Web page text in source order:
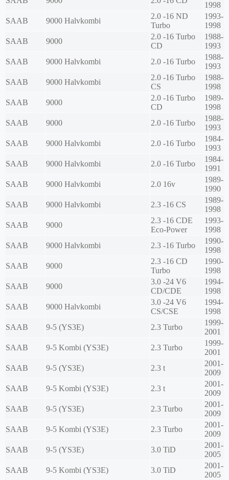
1998
SAAB
9000 Halvkombi
2.0 -16 ND
Turbo
1993-
1998
SAAB
9000
2.0 -16 Turbo
CD
1988-
1993
SAAB
9000 Halvkombi 2.0 -16 Turbo
1988-
1993
SAAB
9000 Halvkombi
2.0 -16 Turbo
CS
1988-
1998
SAAB
9000
2.0 -16 Turbo
CD
1989-
1998
SAAB
9000 2.0 -16 Turbo
1988-
1993
SAAB
9000 Halvkombi 2.0 -16 Turbo
1984-
1993
SAAB
9000 Halvkombi 2.0 -16 Turbo
1984-
1991
SAAB
9000 Halvkombi 2.0 16v
1989-
1990
SAAB
9000 Halvkombi 2.3 -16 CS
1989-
1998
SAAB
9000
2.3 -16 CDE
Eco-Power
1993-
1998
SAAB
9000 Halvkombi 2.3 -16 Turbo
1990-
1998
SAAB
9000
2.3 -16 CD
Turbo
1990-
1998
SAAB
9000
3.0 -24 V6
CD/CDE
1994-
1998
SAAB
9000 Halvkombi
3.0 -24 V6
CS/CSE
1994-
1998
SAAB
9-5 (YS3E) 2.3 Turbo
1999-
2001
SAAB
9-5 Kombi (YS3E) 2.3 Turbo
1999-
2001
SAAB
9-5 (YS3E) 2.3 t
2001-
2009
SAAB
9-5 Kombi (YS3E) 2.3 t
2001-
2009
SAAB
9-5 (YS3E) 2.3 Turbo
2001-
2009
SAAB
9-5 Kombi (YS3E) 2.3 Turbo
2001-
2009
SAAB
9-5 (YS3E) 3.0 TiD
2001-
2005
SAAB
9-5 Kombi (YS3E) 3.0 TiD
2001-
2005